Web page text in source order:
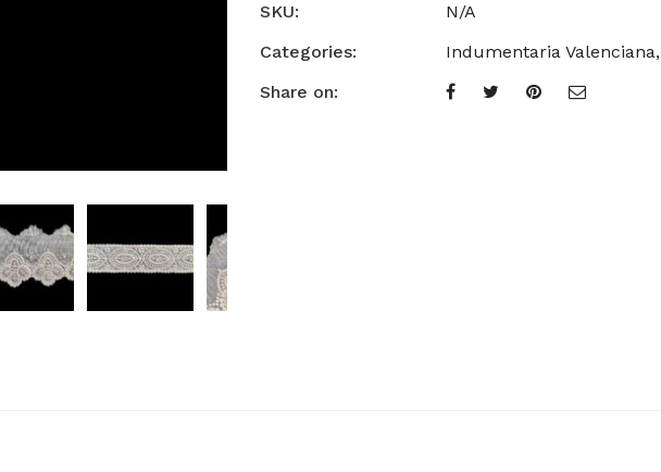
SKU:
N/A
Categories:
Indumentaria Valenciana,
Share on: